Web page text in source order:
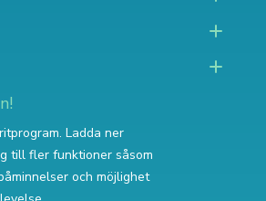
Ladda ner
till fler funktioner såsom
och möjlighet